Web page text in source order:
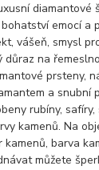
diamantové
emocí a
vášeň, smysl
důraz na
prsteny,
a snubní
rubíny, safíry,
kamenů. Na
kamenů, barva
můžete